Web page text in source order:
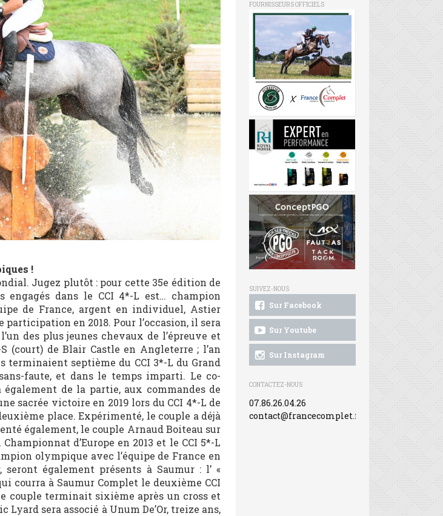
!
Jugez plutôt : pour cette 35e édition de
dans le CCI 4*-L est… champion
de France, argent en individuel, Astier
en 2018. Pour l’occasion, il sera
des plus jeunes chevaux de l’épreuve et
(court) de Blair Castle en Angleterre ; l’an
terminaient septième du CCI 3*-L du Grand
faute, et dans le temps imparti. Le co-
de la partie, aux commandes de
sacrée victoire en 2019 lors du CCI 4*-L de
place. Expérimenté, le couple a déjà
également, le couple Arnaud Boiteau sur
d’Europe en 2013 et le CCI 5*-L
olympique avec l’équipe de France en
seront également présents à Saumur : l’ «
courra à Saumur Complet le deuxième CCI
couple terminait sixième après un cross et
sera associé à Unum De’Or, treize ans,
FOURNISSEURS OFFICIELS
SUIVEZ-NOUS
Sur Facebook
Sur Youtube
Sur Instagram
CONTACTEZ-NOUS
07.86.26.04.26
contact@francecomplet.fr